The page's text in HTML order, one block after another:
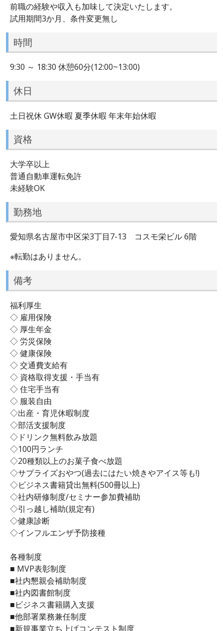
前職の経験や収入も加味して決定いたします。
試用期間3か月、条件変更無し
時間
9:30 ～ 18:30 休憩60分(12:00~13:00)
休日
土日祝休 GW休暇 夏季休暇 年末年始休暇
資格
大学卒以上
普通自動車運転免許
未経験OK
勤務地
愛知県名古屋市中区栄3丁目7-13 コスモ栄ビル 6階
※転勤はありません。
備考
福利厚生
◇ 雇用保険
◇ 厚生年金
◇ 労災保険
◇ 健康保険
◇ 交通費支給有
◇ 資格取得支援・手当有
◇ 住宅手当有
◇ 服装自由
◇出産・育児休暇制度
◇部活支援制度
◇ドリンク無料飲み放題
◇100円ランチ
◇20種類以上のお菓子食べ放題
◇サプライズおやつ(過去にはたい焼きやアイス等も!)
◇ビジネス書籍貸出無料(500冊以上)
◇社内研修制度/セミナー参加費補助
◇引っ越し補助(規定有)
◇健康診断
◇インフルエンザ予防接種
各種制度
■ MVP表彰制度
■社内懇親会補助制度
■社内図書館制度
■ビジネス書籍購入支援
■他部署業務兼任制度
■新規事業立ち上げコンテスト制度